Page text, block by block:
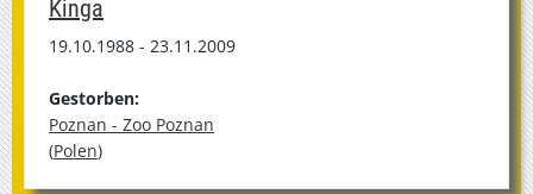
Kinga
19.10.1988 - 23.11.2009
Gestorben:
Poznan - Zoo Poznan
(Polen)